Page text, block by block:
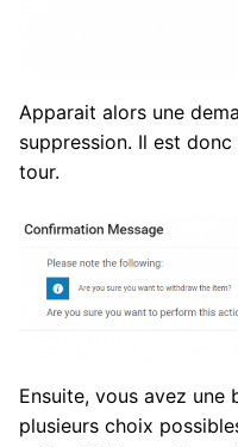
Apparait alors une
suppression. Il est
tour.
Ensuite, vous avez une
plusieurs choix